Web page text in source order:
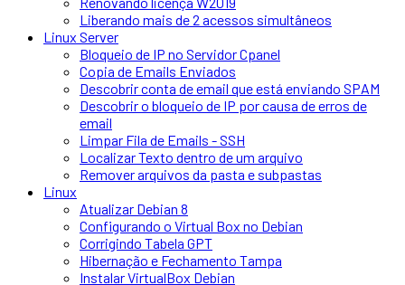
Liberando mais de 2 acessos simultâneos
Linux Server
Bloqueio de IP no Servidor Cpanel
Copia de Emails Enviados
Descobrir conta de email que está enviando SPAM
Descobrir o bloqueio de IP por causa de erros de
email
Limpar Fila de Emails - SSH
Localizar Texto dentro de um arquivo
Remover arquivos da pasta e subpastas
Linux
Atualizar Debian 8
Configurando o Virtual Box no Debian
Corrigindo Tabela GPT
Hibernação e Fechamento Tampa
Instalar VirtualBox Debian